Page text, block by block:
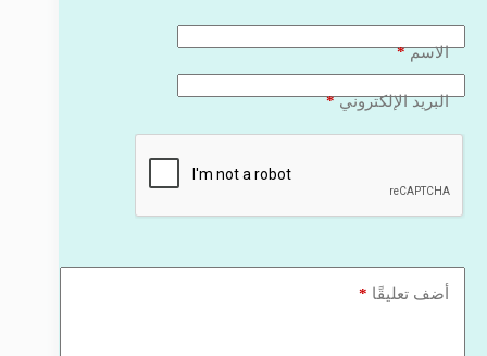
الاسم*
البريد الإلكتروني*
أضف تعليقًا *